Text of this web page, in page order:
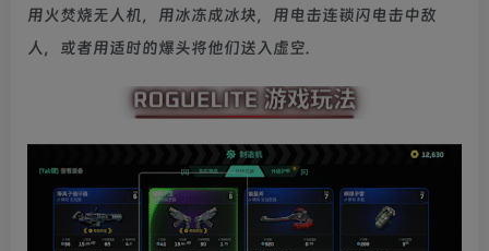
用火焚烧无人机，用冰冻成冰块，用电击连锁闪电击中敌
人，或者用适时的爆头将他们送入虚空.